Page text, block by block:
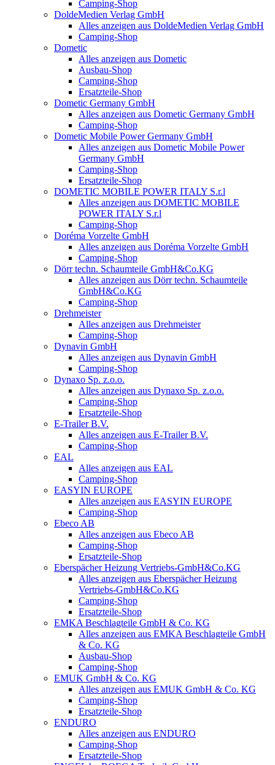
Camping-Shop
DoldeMedien Verlag GmbH
Alles anzeigen aus DoldeMedien Verlag GmbH
Camping-Shop
Dometic
Alles anzeigen aus Dometic
Ausbau-Shop
Camping-Shop
Ersatzteile-Shop
Dometic Germany GmbH
Alles anzeigen aus Dometic Germany GmbH
Camping-Shop
Dometic Mobile Power Germany GmbH
Alles anzeigen aus Dometic Mobile Power
Germany GmbH
Camping-Shop
Ersatzteile-Shop
DOMETIC MOBILE POWER ITALY S.r.l
Alles anzeigen aus DOMETIC MOBILE
POWER ITALY S.r.l
Camping-Shop
Doréma Vorzelte GmbH
Alles anzeigen aus Doréma Vorzelte GmbH
Camping-Shop
Dörr techn. Schaumteile GmbH&Co.KG
Alles anzeigen aus Dörr techn. Schaumteile
GmbH&Co.KG
Camping-Shop
Drehmeister
Alles anzeigen aus Drehmeister
Camping-Shop
Dynavin GmbH
Alles anzeigen aus Dynavin GmbH
Camping-Shop
Dynaxo Sp. z.o.o.
Alles anzeigen aus Dynaxo Sp. z.o.o.
Camping-Shop
Ersatzteile-Shop
E-Trailer B.V.
Alles anzeigen aus E-Trailer B.V.
Camping-Shop
EAL
Alles anzeigen aus EAL
Camping-Shop
EASYIN EUROPE
Alles anzeigen aus EASYIN EUROPE
Camping-Shop
Ebeco AB
Alles anzeigen aus Ebeco AB
Camping-Shop
Ersatzteile-Shop
Eberspächer Heizung Vertriebs-GmbH&Co.KG
Alles anzeigen aus Eberspächer Heizung
Vertriebs-GmbH&Co.KG
Camping-Shop
Ersatzteile-Shop
EMKA Beschlagteile GmbH & Co. KG
Alles anzeigen aus EMKA Beschlagteile GmbH
& Co. KG
Ausbau-Shop
Camping-Shop
EMUK GmbH & Co. KG
Alles anzeigen aus EMUK GmbH & Co. KG
Camping-Shop
Ersatzteile-Shop
ENDURO
Alles anzeigen aus ENDURO
Camping-Shop
Ersatzteile-Shop